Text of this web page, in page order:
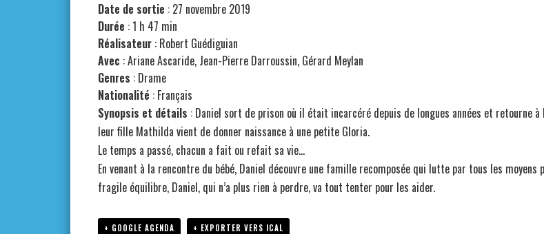
Date de sortie : 27 novembre 2019
Durée : 1 h 47 min
Réalisateur : Robert Guédiguian
Avec :Ariane Ascaride, Jean-Pierre Darroussin, Gérard Meylan
Genres : Drame
Nationalité : Français
Synopsis et détails : Daniel sort de prison où il était incarcéré depuis de longues années et retourne
leur fille Mathilda vient de donner naissance à une petite Gloria.
Le temps a passé, chacun a fait ou refait sa vie…
En venant à la rencontre du bébé, Daniel découvre une famille recomposée qui lutte par tous les
fragile équilibre, Daniel, qui n’a plus rien à perdre, va tout tenter pour les aider.
+ GOOGLE AGENDA + EXPORTER VERS ICAL